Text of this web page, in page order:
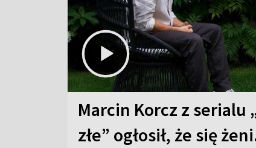
Marcin Korcz z serialu
złe” ogłosił, że się